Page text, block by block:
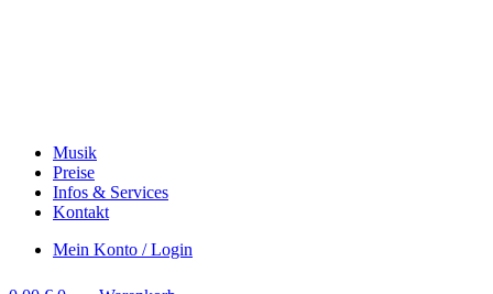
Musik
Preise
Infos & Services
Kontakt
Mein Konto / Login